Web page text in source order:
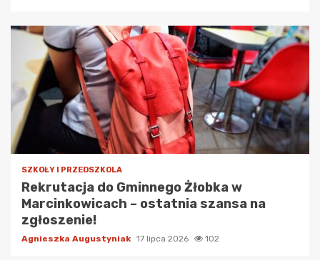
SZKOŁY I PRZEDSZKOLA
Rekrutacja do Gminnego Żłobka w
Marcinkowicach – ostatnia szansa na
zgłoszenie!
Agnieszka Augustyniak 17 lipca 2026 102